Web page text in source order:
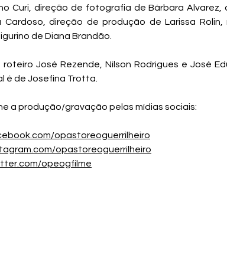
Curi, direção de fotografia de Bárbara Alvarez,
Cardoso, direção de produção de Larissa Rolin,
de Diana Brandão.
roteiro José Rezende, Nilson Rodrigues e José
é de Josefina Trotta.
a produção/gravação pelas mídias sociais:
opastoreoguerrilheiro
opastoreoguerrilheiro
opeogfilme